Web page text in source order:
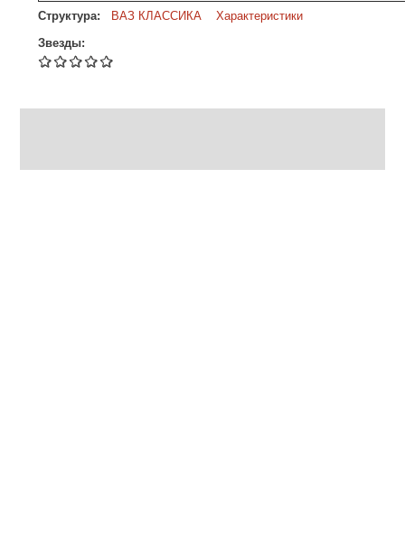
Структура: ВАЗ КЛАССИКА Характеристики
Звезды: